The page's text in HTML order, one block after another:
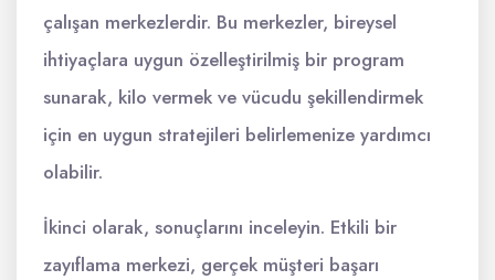
çalışan merkezlerdir. Bu merkezler, bireysel
ihtiyaçlara uygun özelleştirilmiş bir program
sunarak, kilo vermek ve vücudu şekillendirmek
için en uygun stratejileri belirlemenize yardımcı
olabilir.
İkinci olarak, sonuçlarını inceleyin. Etkili bir
zayıflama merkezi, gerçek müşteri başarı